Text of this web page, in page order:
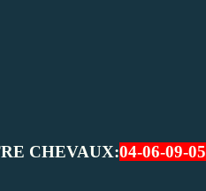
CHEVAUX:04-06-09-05